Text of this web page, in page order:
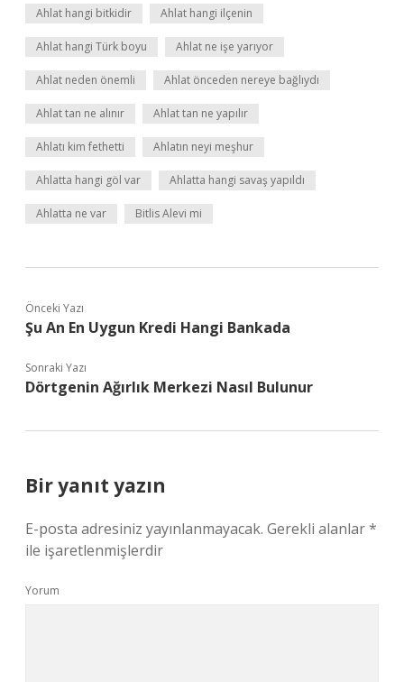
Ahlat hangi bitkidir Ahlat hangi ilçenin
Ahlat hangi Türk boyu Ahlat ne işe yarıyor
Ahlat neden önemli Ahlat önceden nereye bağlıydı
Ahlat tan ne alınır Ahlat tan ne yapılır
Ahlatı kim fethetti Ahlatın neyi meşhur
Ahlatta hangi göl var Ahlatta hangi savaş yapıldı
Ahlatta ne var Bitlis Alevi mi
Önceki Yazı
Şu An En Uygun Kredi Hangi Bankada
Sonraki Yazı
Dörtgenin Ağırlık Merkezi Nasıl Bulunur
Bir yanıt yazın
E-posta adresiniz yayınlanmayacak. Gerekli alanlar*
ile işaretlenmişlerdir
Yorum